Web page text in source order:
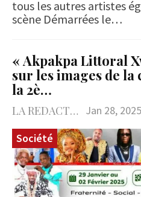
tous les autres artistes
scène Démarrées le…
« Akpakpa Littoral
sur les images de la
la 2è…
LA REDACTION Jan 28, 2025
Société